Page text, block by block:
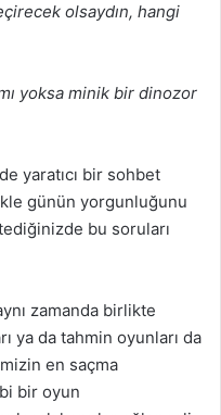
olsaydın, hangi
yoksa minik bir dinozor
yaratıcı bir sohbet
günün yorgunluğunu
bu soruları
zamanda birlikte
ya da tahmin oyunları da
en saçma
bir oyun